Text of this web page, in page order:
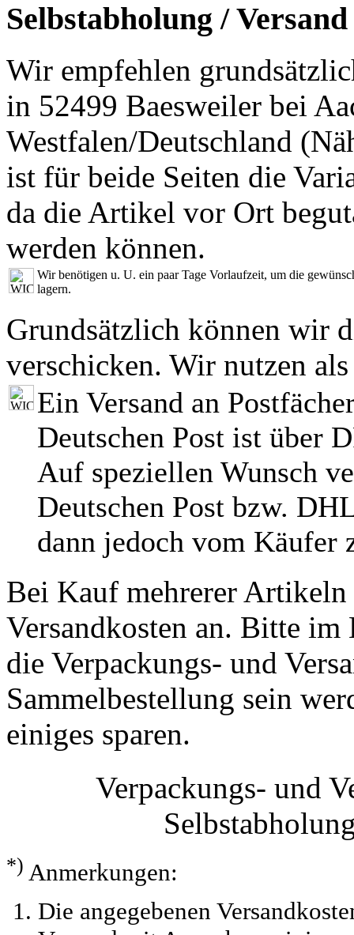
Selbstabholung / Versand
Wir empfehlen
in 52499 Baesweiler bei
Westfalen/Deutschland
ist für beide Seiten die
da die Artikel vor Ort
werden können.
Wir benötigen u. U. ein paar Tage Vorlaufzeit, um die
lagern.
Grundsätzlich können wir
verschicken. Wir nutzen
Ein Versand an
Deutschen Post ist über
Auf speziellen Wunsch
Deutschen Post bzw.
dann jedoch vom Käufer
Bei Kauf mehrerer
Versandkosten an. Bitte
die Verpackungs- und
Sammelbestellung sein
einiges sparen.
Verpackungs- und
*) Anmerkungen:
Die angegebenen